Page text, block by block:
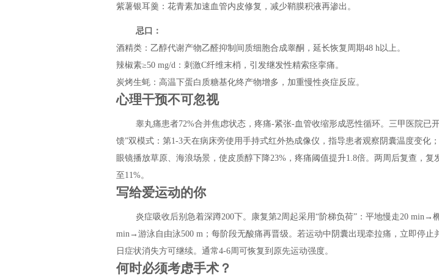
紫薯银耳羹：花青素加速血管内皮修复，减少鞘膜积液再渗出。
忌口：
酒精类：乙醇代谢产物乙醛抑制间质细胞合成睾酮，延长恢复周期48 h以上。
辣椒素≥50 mg/d：刺激C纤维末梢，引发继发性精索痉挛痛。
炭烤生蚝：高温下蛋白质糖基化终产物增多，加重慢性炎症反应。
心理干预不可忽视
睾丸痛患者72%合并焦虑状态，疼痛-紧张-血管收缩形成恶性循环。三甲医院已
馈”双模式：第1-3天在病床旁使用手持式红外热成像仪，指导患者观察阴囊温度变化
眼镜播放草原、海浪场景，使皮质醇下降23%，疼痛阈值提升1.8倍。两周后复查，复
至11%。
写给爱运动的你
炎症吸收后别急着深蹲200下。康复第2周起采用“阶梯负荷”：平地慢走20 min→
min→游泳自由泳500 m；每阶段无酸痛再晋级。若运动中阴囊出现牵拉痛，立即停止
日症状消失方可继续。通常4-6周可恢复到原先运动强度。
何时必须考虑手术？